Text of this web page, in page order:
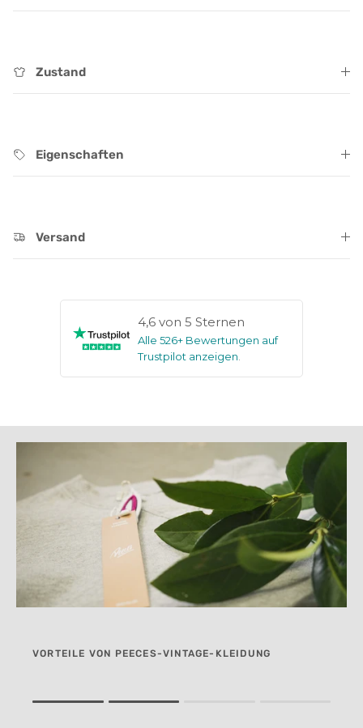
Zustand
Eigenschaften
Versand
4,6 von 5 Sternen
Alle 526+ Bewertungen auf
Trustpilot anzeigen
VORTEILE VON PEECES-VINTAGE-KLEIDUNG